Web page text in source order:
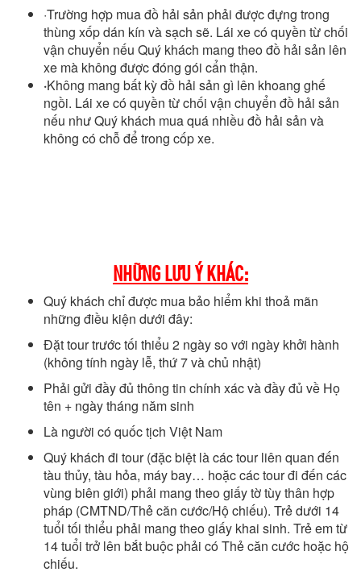
·Trường hợp mua đồ hải sản phải được đựng trong
thùng xốp dán kín và sạch sẽ. Lái xe có quyền từ chối
vận chuyển nếu Quý khách mang theo đồ hải sản lên
xe mà không được đóng gói cẩn thận.
·Không mang bất kỳ đồ hải sản gì lên khoang ghế
ngồi. Lái xe có quyền từ chối vận chuyển đồ hải sản
nếu như Quý khách mua quá nhiều đồ hải sản và
không có chỗ để trong cốp xe.
NHỮNG LƯU Ý KHÁC:
Quý khách chỉ được mua bảo hiểm khi thoả mãn
những điều kiện dưới đây:
Đặt tour trước tối thiểu 2 ngày so với ngày khởi hành
(không tính ngày lễ, thứ 7 và chủ nhật)
Phải gửi đầy đủ thông tin chính xác và đầy đủ về Họ
tên + ngày tháng năm sinh
Là người có quốc tịch Việt Nam
Quý khách đi tour (đặc biệt là các tour liên quan đến
tàu thủy, tàu hỏa, máy bay… hoặc các tour đi đến các
vùng biên giới) phải mang theo giấy tờ tùy thân hợp
pháp (CMTND/Thẻ căn cước/Hộ chiếu). Trẻ dưới 14
tuổi tối thiểu phải mang theo giấy khai sinh. Trẻ em từ
14 tuổi trở lên bắt buộc phải có Thẻ căn cước hoặc hộ
chiếu.